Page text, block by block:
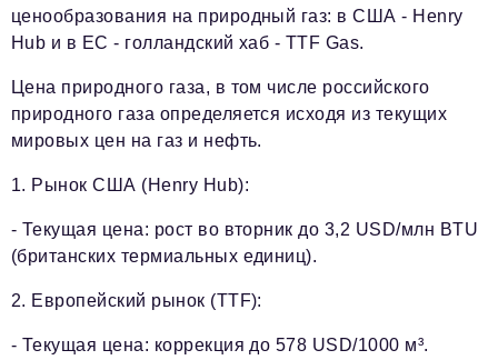
ценообразования на природный газ: в США - Henry
Hub и в ЕС - голландский хаб - TTF Gas.
Цена природного газа, в том числе российского
природного газа определяется исходя из текущих
мировых цен на газ и нефть.
1. Рынок США (Henry Hub):
- Текущая цена: рост во вторник до 3,2 USD/млн BTU
(британских термиальных единиц).
2. Европейский рынок (TTF):
- Текущая цена: коррекция до 578 USD/1000 м³.